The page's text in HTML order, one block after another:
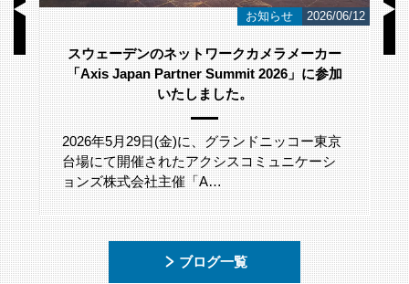
お知らせ 2026/06/12
スウェーデンのネットワークカメラメーカー
「Axis Japan Partner Summit 2026」に参加
いたしました。
2026年5月29日(金)に、グランドニッコー東京
台場にて開催されたアクシスコミュニケーシ
ョンズ株式会社主催「A…
ブログ一覧